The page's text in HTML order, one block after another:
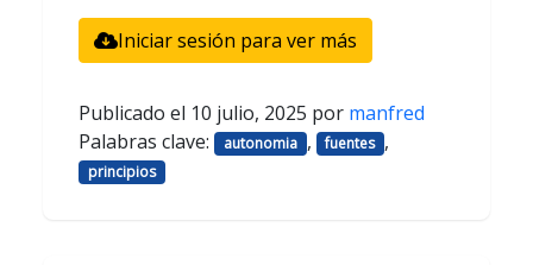
Iniciar sesión para ver más
Publicado el 10 julio, 2025 por manfred
Palabras clave:
autonomia , fuentes ,
principios